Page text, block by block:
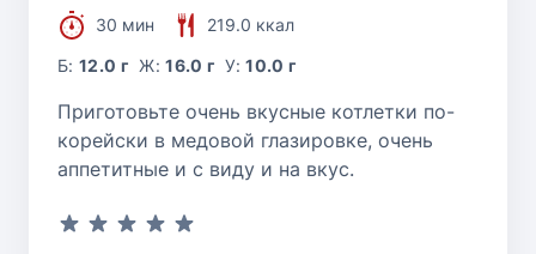
30 мин
219.0 ккал
Б:12.0 г Ж:16.0 г У:10.0 г
Приготовьте очень вкусные котлетки по-
корейски в медовой глазировке, очень
аппетитные и с виду и на вкус.